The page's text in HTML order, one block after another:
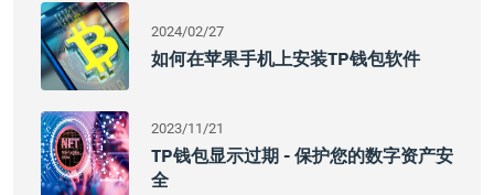
2024/02/27
如何在苹果手机上安装TP钱包软件
2023/11/21
TP钱包显示过期 - 保护您的数字资产安
全